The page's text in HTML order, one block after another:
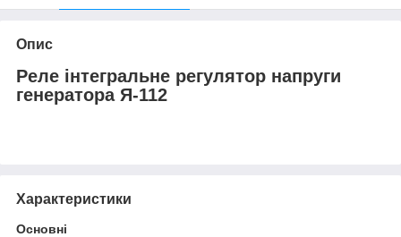
Опис
Реле інтегральне регулятор напруги
генератора Я-112
Характеристики
Основні